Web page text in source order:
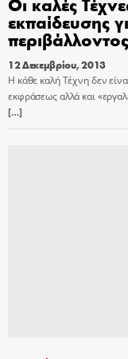
εκπαίδευσης
περιβάλλοντος
12 Δεκεμβρίου, 2013
Η κάθε καλή Τέχνη δεν
εκφράσεως αλλά και
[…]